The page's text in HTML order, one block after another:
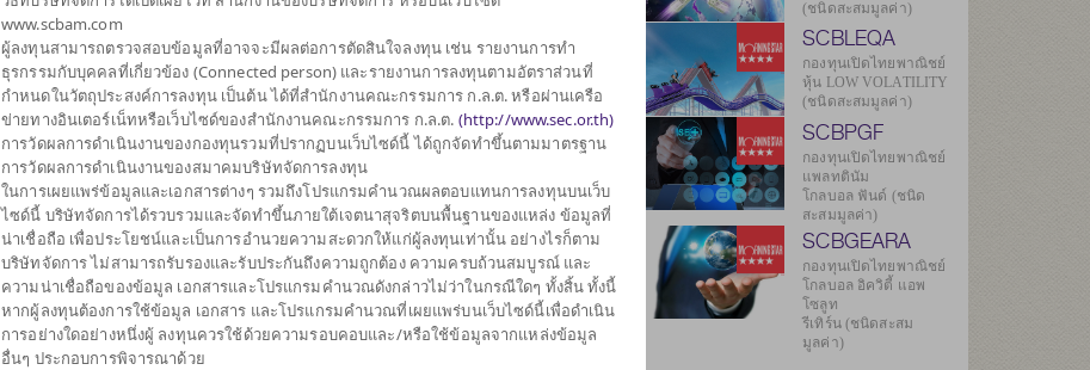
(ชนิดสะสมมูลค่า)
SCBLEQA
กองทุนเปิดไทยพาณิชย์
หุ้น LOW VOLATILITY
(ชนิดสะสมมูลค่า)
SCBPGF
กองทุนเปิดไทยพาณิชย์
แพลทตินัม
โกลบอล ฟันด์ (ชนิด
สะสมมูลค่า)
SCBGEARA
กองทุนเปิดไทยพาณิชย์
โกลบอล อิควิตี้ แอพ
โซลูท
รีเทิร์น (ชนิดสะสม
มูลค่า)
www.scbam.com
ผู้ลงทุนสามารถตรวจสอบข้อมูลที่อาจจะมีผลต่อการตัดสินใจลงทุน เช่น รายงานการทำ
ธุรกรรมกับบุคคลที่เกี่ยวข้อง (Connected person) และรายงานการลงทุนตามอัตราส่วนที่
กำหนดในวัตถุประสงค์การลงทุน เป็นต้น ได้ที่สำนักงานคณะกรรมการ ก.ล.ต. หรือผ่านเครือ
ข่ายทางอินเตอร์เน็ทหรือเว็บไซด์ของสำนักงานคณะกรรมการ ก.ล.ต. (http://www.sec.or.th)
การวัดผลการดำเนินงานของกองทุนรวมที่ปรากฏบนเว็บไซด์นี้ ได้ถูกจัดทำขึ้นตามมาตรฐาน
การวัดผลการดำเนินงานของสมาคมบริษัทจัดการลงทุน
ในการเผยแพร่ข้อมูลและเอกสารต่างๆ รวมถึงโปรแกรมคำนวณผลตอบแทนการลงทุนบนเว็บ
ไซด์นี้ บริษัทจัดการได้รวบรวมและจัดทำขึ้นภายใต้เจตนาสุจริตบนพื้นฐานของแหล่ง ข้อมูลที่
น่าเชื่อถือ เพื่อประโยชน์และเป็นการอำนวยความสะดวกให้แก่ผู้ลงทุนเท่านั้น อย่างไรก็ตาม
บริษัทจัดการ ไม่สามารถรับรองและรับประกันถึงความถูกต้อง ความครบถ้วนสมบูรณ์ และ
ความน่าเชื่อถือของข้อมูล เอกสารและโปรแกรมคำนวณดังกล่าวไม่ว่าในกรณีใดๆ ทั้งสิ้น ทั้งนี้
หากผู้ลงทุนต้องการใช้ข้อมูล เอกสาร และโปรแกรมคำนวณที่เผยแพร่บนเว็บไซด์นี้เพื่อดำเนิน
การอย่างใดอย่างหนึ่งผู้ ลงทุนควรใช้ด้วยความรอบคอบและ/หรือใช้ข้อมูลจากแหล่งข้อมูล
อื่นๆ ประกอบการพิจารณาด้วย